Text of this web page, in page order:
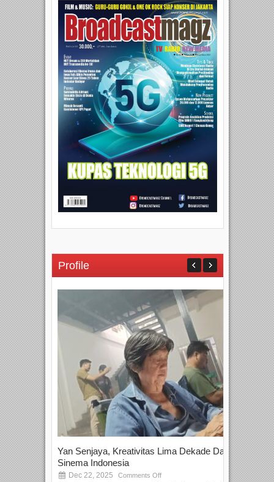
Profile
Yan Senjaya, Kreativitas Lima Dekade Dalam
Sinema Indonesia
Dec 22, 2025 Comments Off